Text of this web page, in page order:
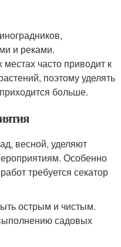
и реками.
часто приводит к
поэтому уделять
больше.
весной, уделяют
Особенно
требуется секатор
острым и чистым.
садовых